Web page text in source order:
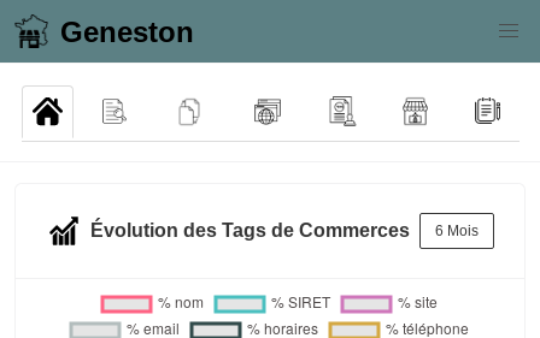
Geneston
Évolution des Tags de Commerces 6 Mois